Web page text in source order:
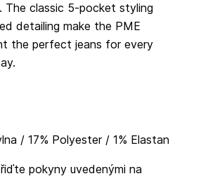
The classic 5-pocket styling
detailing make the PME
the perfect jeans for every
/ 17% Polyester / 1% Elastan
pokyny uvedenými na